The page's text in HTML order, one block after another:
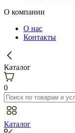
О компании
О нас
Контакты
Каталог
0
Каталог